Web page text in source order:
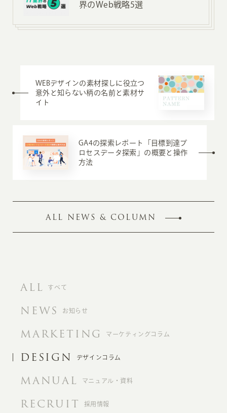
界のWeb戦略5選
WEBデザインの素材探しに役立つ
意外と知らない柄の名前と素材サ
イト
GA4の探索レポート「目標到達プ
ロセスデータ探索」の概要と操作
方法
ALL NEWS & COLUMN
ALL すべて
NEWS お知らせ
MARKETING マーケティングコラム
DESIGN デザインコラム
MANUAL マニュアル・資料
RECRUIT 採用情報